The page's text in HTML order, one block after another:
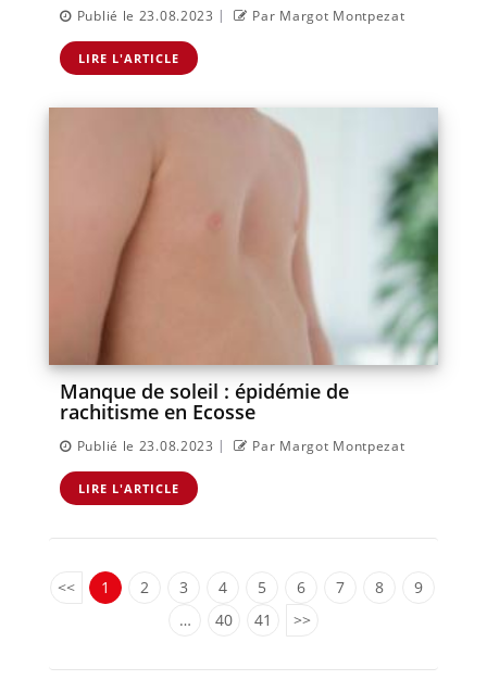
Publié le 23.08.2023 | Par Margot Montpezat
LIRE L'ARTICLE
Manque de soleil : épidémie de
rachitisme en Ecosse
Publié le 23.08.2023 | Par Margot Montpezat
LIRE L'ARTICLE
<< 1 2 3 4 5 6 7 8
9
…
40 41 >>